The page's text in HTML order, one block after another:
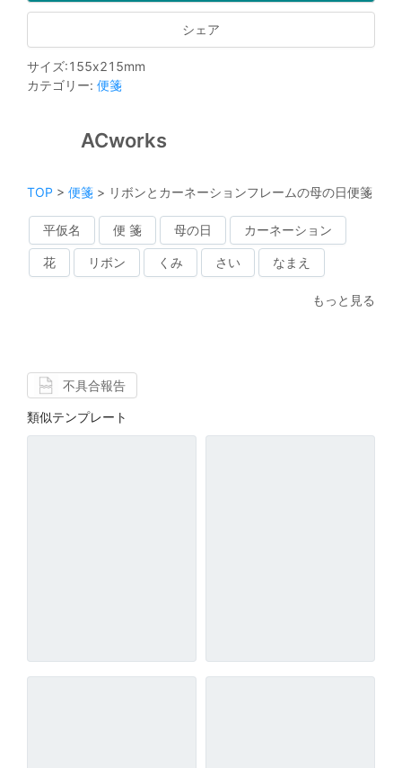
シェア
サイズ:155x215mm
カテゴリー: 便箋
ACworks
TOP > 便箋 > リボンとカーネーションフレームの母の日便箋
平仮名 便 箋 母の日 カーネーション
花 リボン くみ さい なまえ
もっと見る
不具合報告
類似テンプレート